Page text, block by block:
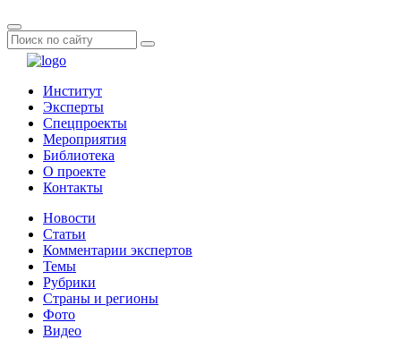
Институт
Эксперты
Спецпроекты
Мероприятия
Библиотека
О проекте
Контакты
Новости
Статьи
Комментарии экспертов
Темы
Рубрики
Страны и регионы
Фото
Видео